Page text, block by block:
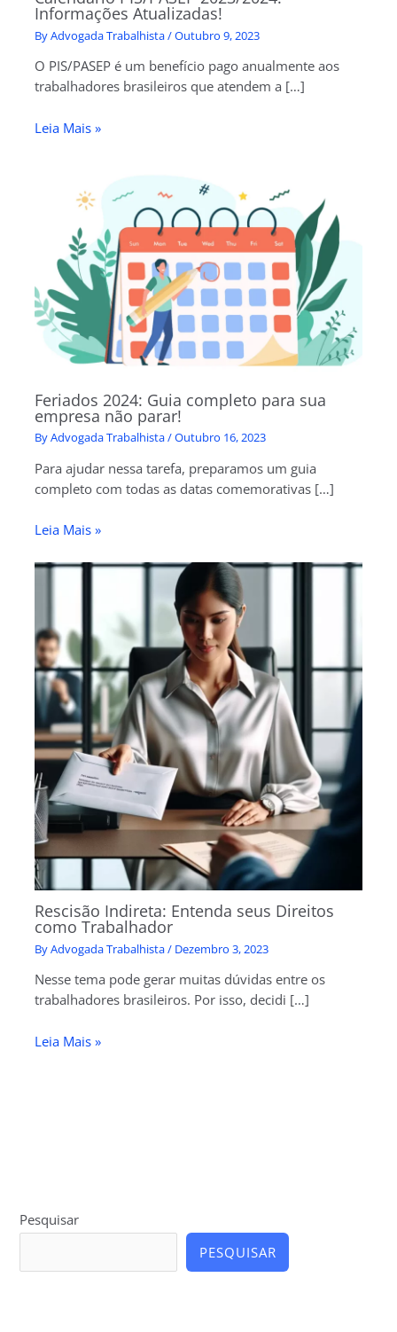
Informações Atualizadas!
ByAdvogada Trabalhista/Outubro 9, 2023
O PIS/PASEP é um benefício pago anualmente aos
trabalhadores brasileiros que atendem a […]
Leia Mais »
Feriados 2024: Guia completo para sua
empresa não parar!
ByAdvogada Trabalhista/Outubro 16, 2023
Para ajudar nessa tarefa, preparamos um guia
completo com todas as datas comemorativas […]
Leia Mais »
Rescisão Indireta: Entenda seus Direitos
como Trabalhador
ByAdvogada Trabalhista/ Dezembro 3, 2023
Nesse tema pode gerar muitas dúvidas entre os
trabalhadores brasileiros. Por isso, decidi […]
Leia Mais »
Pesquisar
PESQUISAR